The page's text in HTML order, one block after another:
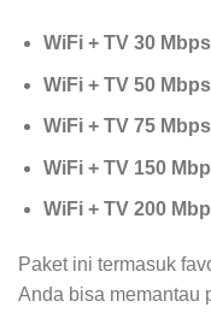
WiFi + TV 30 Mbps
WiFi + TV 50 Mbps
WiFi + TV 75 Mbps
WiFi + TV 150
WiFi + TV 200
Paket ini termasuk
Anda bisa memantau